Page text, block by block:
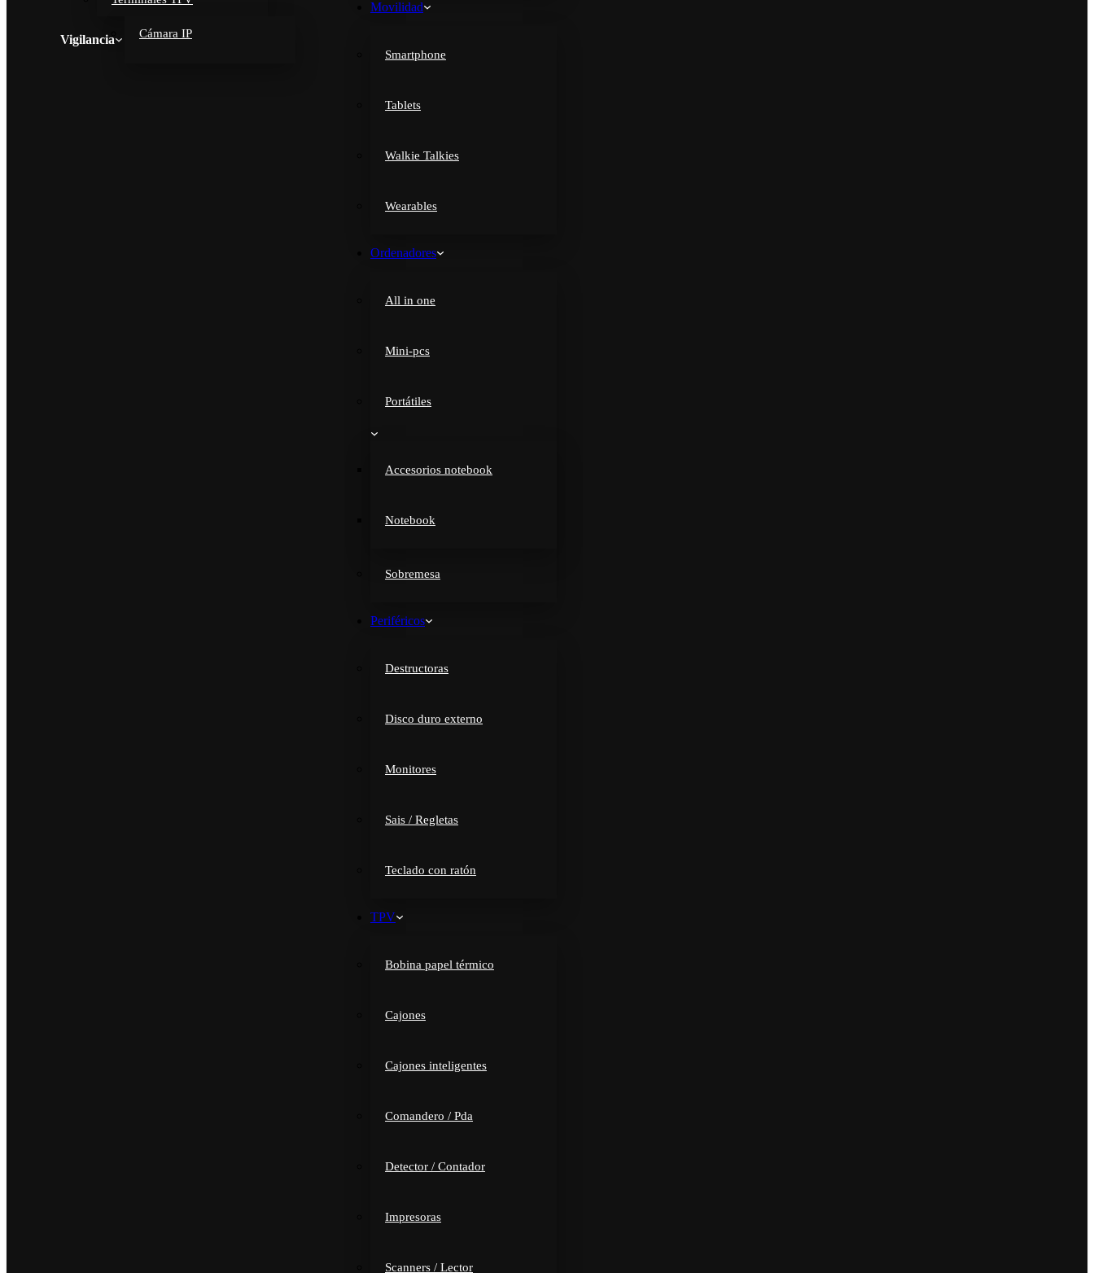
Vigilancia Cámara IP
Movilidad
Smartphone
Tablets
Walkie Talkies
Wearables
Ordenadores
All in one
Mini-pcs
Portátiles
Accesorios notebook
Notebook
Sobremesa
Periféricos
Destructoras
Disco duro externo
Monitores
Sais / Regletas
Teclado con ratón
TPV
Bobina papel térmico
Cajones
Cajones inteligentes
Comandero / Pda
Detector / Contador
Impresoras
Scanners / Lector